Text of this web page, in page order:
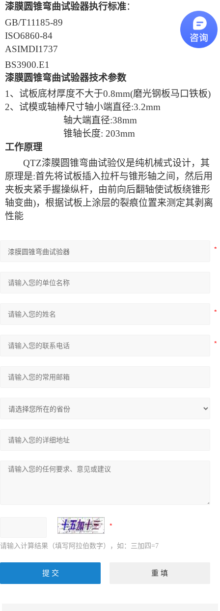
漆膜圆锥弯曲试验器执行标准：
GB/T11185-89
ISO6860-84
ASIMDI1737
BS3900.E1
漆膜圆锥弯曲试验器技术参数
1、 试板底材厚度不大于0.8mm(磨光钢板马口铁板)
2、 试模或轴棒尺寸轴小端直径:3.2mm
轴大端直径:38mm
锥轴长度: 203mm
工作原理
QTZ漆膜圆锥弯曲试验仪是纯机械式设计，其
原理是:首先将试板插入拉杆与锥形轴之间，然后用
夹板夹紧手握操纵杆，由前向后翻轴使试板绕锥形
轴变曲)，根据试板上涂层的裂痕位置来测定其剥离
性能
请输入计算结果（填写阿拉伯数字），如：三加四=7